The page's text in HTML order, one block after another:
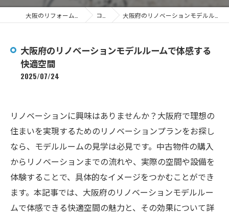
コラム 大阪府のリノベーションモデルルームで体感する快適空間
大阪府のリノベーションモデルルームで体感する
快適空間
2025/07/24
リノベーションに興味はありませんか？大阪府で理想の
住まいを実現するためのリノベーションプランをお探し
なら、モデルルームの見学は必見です。中古物件の購入
からリノベーションまでの流れや、実際の空間や設備を
体験することで、具体的なイメージをつかむことができ
ます。本記事では、大阪府のリノベーションモデルルー
ムで体感できる快適空間の魅力と、その効果について詳